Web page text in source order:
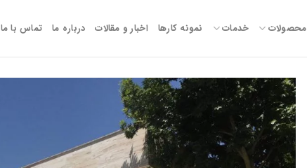
محصولات خدمات نمونه کارها اخبار و مقالات درباره ما تماس با ما